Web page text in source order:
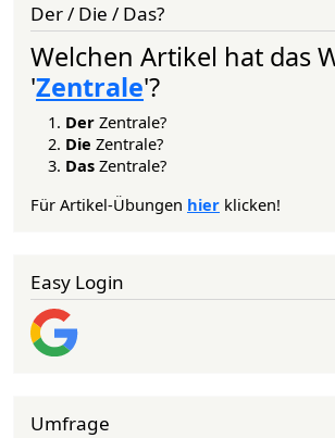
Der / Die / Das?
Welchen Artikel hat das
'Zentrale'?
Der Zentrale?
Die Zentrale?
Das Zentrale?
Für Artikel-Übungen hier klicken!
Easy Login
Umfrage